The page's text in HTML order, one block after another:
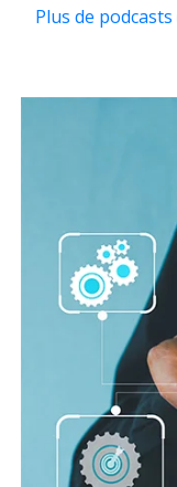
Plus de podcasts